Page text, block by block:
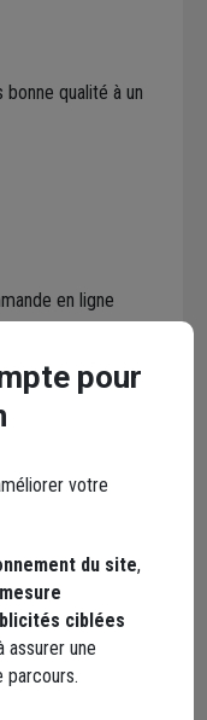
qualité à un
en ligne
pour
votre
du site,
mesure
ciblées
assurer une
parcours.